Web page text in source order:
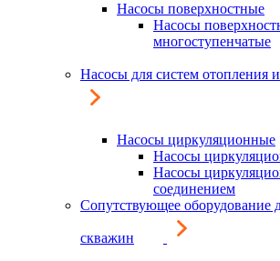
Насосы поверхностные
Насосы
многоступенчатые
Насосы для систем отопления
Насосы циркуляционные
Насосы
Насосы
соединением
Сопутствующее оборудование
скважин